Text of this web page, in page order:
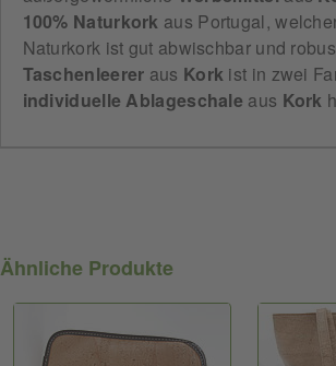
100% Naturkork aus Portugal,
Naturkork ist gut abwischbar und
Taschenleerer aus Kork ist in zwei
individuelle Ablageschale aus Kork
Ähnliche Produkte